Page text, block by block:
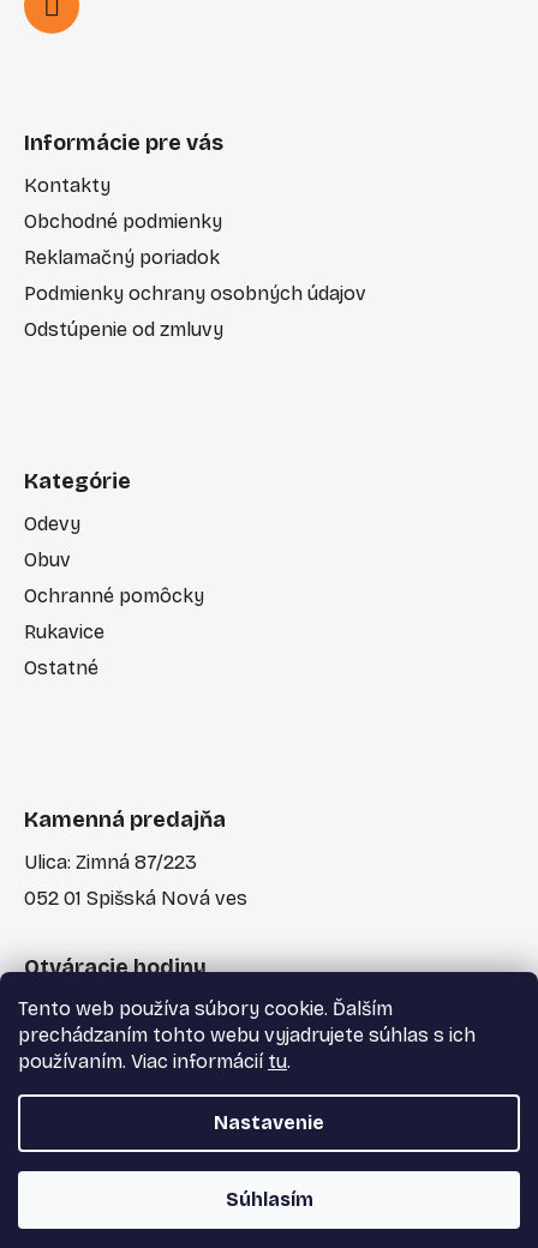
Tento web používa súbory cookie. Ďalším
prechádzaním tohto webu vyjadrujete súhlas s ich
používaním. Viac informácií tu.
Nastavenie
Súhlasím
Informácie pre vás
Kontakty
Obchodné podmienky
Reklamačný poriadok
Podmienky ochrany osobných údajov
Odstúpenie od zmluvy
Kategórie
Odevy
Obuv
Ochranné pomôcky
Rukavice
Ostatné
Kamenná predajňa
Ulica: Zimná 87/223
052 01 Spišská Nová ves
Otváracie hodiny
Po-Pia: 7:30 - 17:00
Vytvoril Shoptet a
Adatelier
Majster Centrum s.r.o.
práva vyhradené.